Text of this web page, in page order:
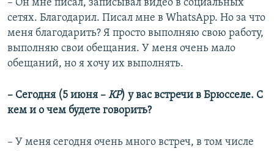
– Он мне писал, записывал видео в социальных
сетях. Благодарил. Писал мне в WhatsApp. Но за что
меня благодарить? Я просто выполняю свою работу,
выполняю свои обещания. У меня очень мало
обещаний, но я хочу их выполнять.
– Сегодня (5 июня – КР) у вас встречи в Брюсселе. С
кем и о чем будете говорить?
– У меня сегодня очень много встреч, в том числе